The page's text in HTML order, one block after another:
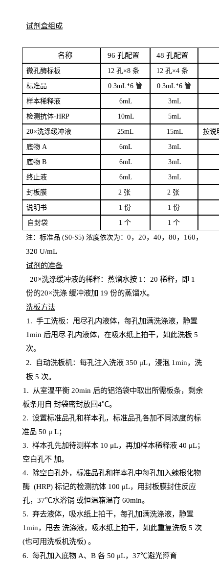
试剂盒组成
名称 96 孔配置 48 孔配置
微孔酶标板 12 孔×8 条 12 孔×4 条
标准品 0.3mL*6 管 0.3mL*6 管
样本稀释液 6mL 3mL
检测抗体-HRP 10mL 5mL
20×洗涤缓冲液 25mL 15mL 按说
底物A 6mL 3mL
底物B 6mL 3mL
终止液 6mL 3mL
封板膜 2 张 2 张
说明书 1 份 1 份
自封袋 1 个 1 个
注：标准品 (S0-S5) 浓度依次为： 0，20，40，80，160，
320 U/mL
试剂的准备
20×洗涤缓冲液的稀释：蒸馏水按 1：20 稀释，即 1
份的20×洗涤 缓冲液加 19 份的蒸馏水。
洗板方法
1. 手工洗板：甩尽孔内液体，每孔加满洗涤液，静置
1min 后甩尽 孔内液体，在吸水纸上拍干，如此洗板 5
次。
2.
自动洗板机：每孔注入洗液 350 μL，浸泡 1min，洗
板 5 次。
1 . 从室温平衡 20min 后的铝箔袋中取出所需板条，剩余
板条用自 封袋密封放回4℃。
2. 设置标准品孔和样本孔，标准品孔各加不同浓度的标
准品 50 μ L；
3. 样本孔先加待测样本 10 μL，再加样本稀释液 40 μL；
空白孔不 加。
4.
除空白孔外，标准品孔和样本孔中每孔加入辣根化物
酶 (HRP) 标记的检测抗体 100 μL，用封板膜封住反应
孔， 37℃水浴锅 或恒温箱温育60min。
5. 弃去液体，吸水纸上拍干，每孔加满洗涤液，静置
1min，甩去 洗涤液，吸水纸上拍干，如此重复洗板 5 次
(也可用洗板机洗板) 。
6. 每孔加入底物A、B 各 50 μL，37℃避光孵育